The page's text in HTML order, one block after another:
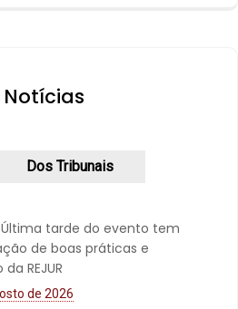
Notícias
Dos Tribunais
Última tarde do evento tem
de boas práticas e
REJUR
de 2026